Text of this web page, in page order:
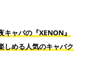
キャバの『XENON』
しめる人気のキャバク